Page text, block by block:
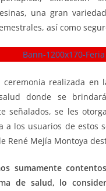
una gran
así como
ceremonia realizada en
donde se
señalados, se les
a los usuarios de estos
René Mejía Montoya
sumamente
de salud, lo